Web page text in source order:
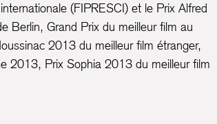
(FIPRESCI) et le Prix Alfred
Berlin, Grand Prix du meilleur film au
2013 du meilleur film étranger,
2013, Prix Sophia 2013 du meilleur film